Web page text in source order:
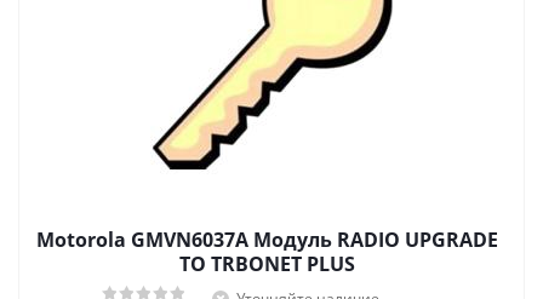
Motorola GMVN6037A Модуль RADIO UPGRADE
TO TRBONET PLUS